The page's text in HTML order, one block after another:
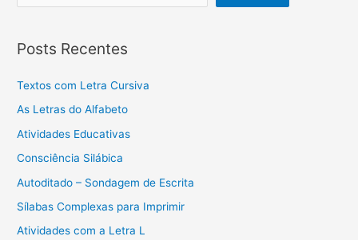
Posts Recentes
Textos com Letra Cursiva
As Letras do Alfabeto
Atividades Educativas
Consciência Silábica
Autoditado – Sondagem de Escrita
Sílabas Complexas para Imprimir
Atividades com a Letra L